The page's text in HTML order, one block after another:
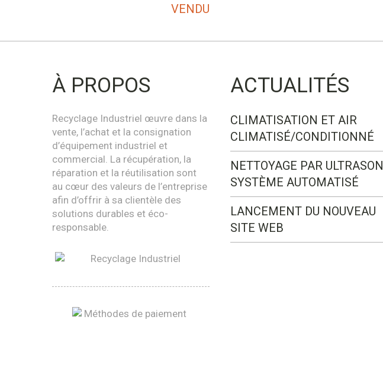
VENDU
À PROPOS
Recyclage Industriel œuvre dans la
vente, l’achat et la consignation
d’équipement industriel et
commercial. La récupération, la
réparation et la réutilisation sont
au cœur des valeurs de l’entreprise
afin d’offrir à sa clientèle des
solutions durables et éco-
responsable.
ACTUALITÉS
CLIMATISATION ET AIR
CLIMATISÉ/CONDITIONNÉ
NETTOYAGE PAR ULTRASON
SYSTÈME AUTOMATISÉ
LANCEMENT DU NOUVEAU
SITE WEB